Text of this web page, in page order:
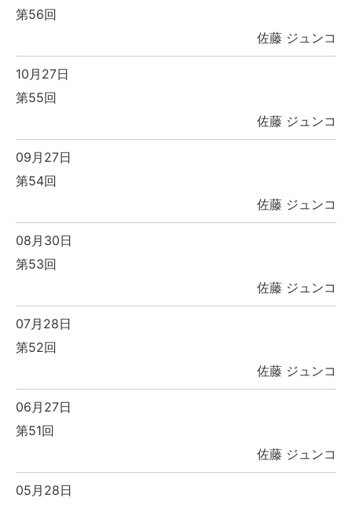
第56回
佐藤 ジュンコ
10月27日
第55回
佐藤 ジュンコ
09月27日
第54回
佐藤 ジュンコ
08月30日
第53回
佐藤 ジュンコ
07月28日
第52回
佐藤 ジュンコ
06月27日
第51回
佐藤 ジュンコ
05月28日